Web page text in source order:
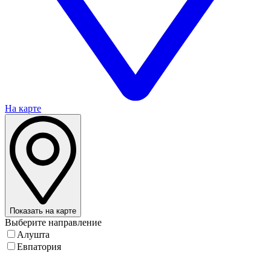
На карте
Показать на карте
Выберите направление
Алушта
Евпатория